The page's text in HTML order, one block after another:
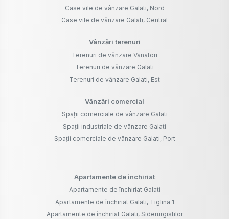
Case vile de vânzare Galati, Nord
Case vile de vânzare Galati, Central
Vânzări terenuri
Terenuri de vânzare Vanatori
Terenuri de vânzare Galati
Terenuri de vânzare Galati, Est
Vânzări comercial
Spații comerciale de vânzare Galati
Spații industriale de vânzare Galati
Spații comerciale de vânzare Galati, Port
Apartamente de închiriat
Apartamente de închiriat Galati
Apartamente de închiriat Galati, Tiglina 1
Apartamente de închiriat Galati, Siderurgistilor